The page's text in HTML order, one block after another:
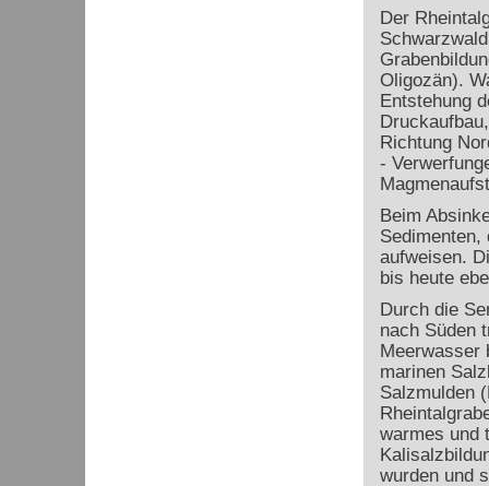
Der
Oligozän).
Entstehung
Richtung
-
Beim
aufweisen.
bis heute
Durch die
nach Süden
Meerwasser
marinen
Salzmulden
warmes und
wurden und